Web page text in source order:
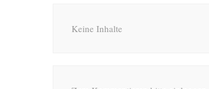
Keine Inhalte